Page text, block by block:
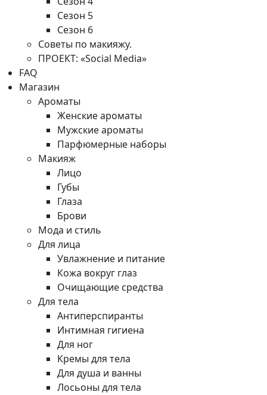
Сезон 5
Сезон 6
Советы по макияжу.
ПРОЕКТ: «Social Media»
FAQ
Магазин
Ароматы
Женские ароматы
Мужские ароматы
Парфюмерные наборы
Макияж
Лицо
Губы
Глаза
Брови
Мода и стиль
Для лица
Увлажнение и питание
Кожа вокруг глаз
Очищающие средства
Для тела
Антиперспиранты
Интимная гигиена
Для ног
Кремы для тела
Для душа и ванны
Лосьоны для тела